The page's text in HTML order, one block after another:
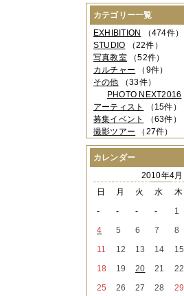
2022年09月（2件）
2022年08月
（3件）
2022年07月（3件）
2022年05月（4件）
2022年04月（2件）
2022年03月
（5件）
2022年02月（3件）
2022年01月（3件）
2021年12月（2件）
2021年11月（3件）
2021年10月
（1件）
2021年08月
2021年07月（1件）
（3件）
2021年05月（2件）
2021年02月 （1件）
2020年12月（3件）
2020年11月（6件）
2020年09月 （5件）
カテゴリー一覧
EXHIBITION （474件）
STUDIO （22件）
写真教室（52件）
カルチャー （9件）
その他 （33件）
PHOTO NEXT2016
アーティスト
（15件）
募集イベント
（63件）
撮影ツアー （27件）
カレンダー
2010年4月
日
月 火 水 木
-
- - - 1
4
5 6 7 8
11
12 13 14 15
18
19 20 21 22
25
26 27 28 29